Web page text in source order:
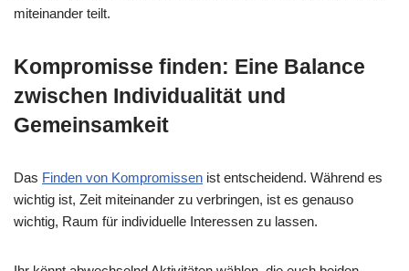
miteinander teilt.
Kompromisse finden: Eine Balance
zwischen Individualität und
Gemeinsamkeit
Das Finden von Kompromissen ist entscheidend. Während es
wichtig ist, Zeit miteinander zu verbringen, ist es genauso
wichtig, Raum für individuelle Interessen zu lassen.